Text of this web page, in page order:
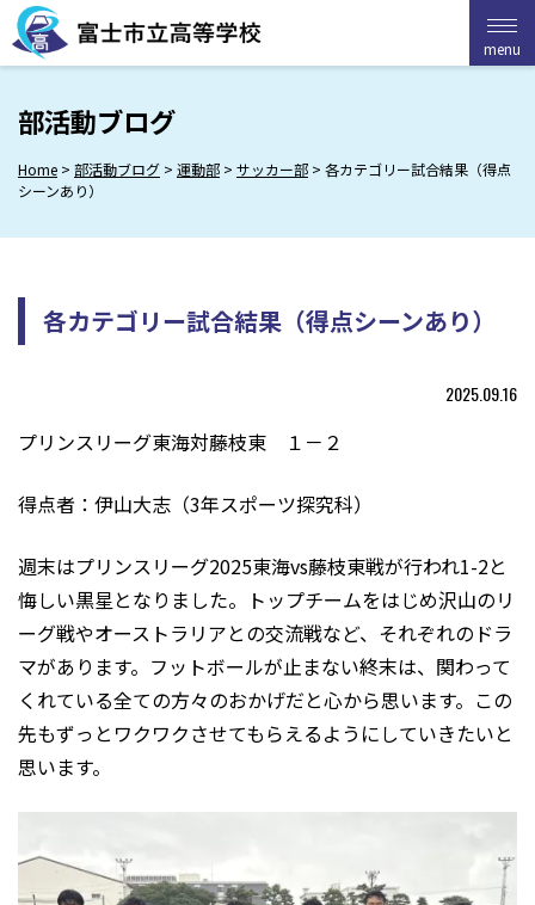
Skip
to
content
部活動ブログ
Home > 部活動ブログ > 運動部 > サッカー部 > 各カテゴリー試合結果（得点
シーンあり）
各カテゴリー試合結果（得点シーンあり）
2025.09.16
プリンスリーグ東海対藤枝東 １－２
得点者：伊山大志（3年スポーツ探究科）
週末はプリンスリーグ2025東海vs藤枝東戦が行われ1-2と
悔しい黒星となりました。トップチームをはじめ沢山のリ
ーグ戦やオーストラリアとの交流戦など、それぞれのドラ
マがあります。フットボールが止まない終末は、関わって
くれている全ての方々のおかげだと心から思います。この
先もずっとワクワクさせてもらえるようにしていきたいと
思います。
menu
menu